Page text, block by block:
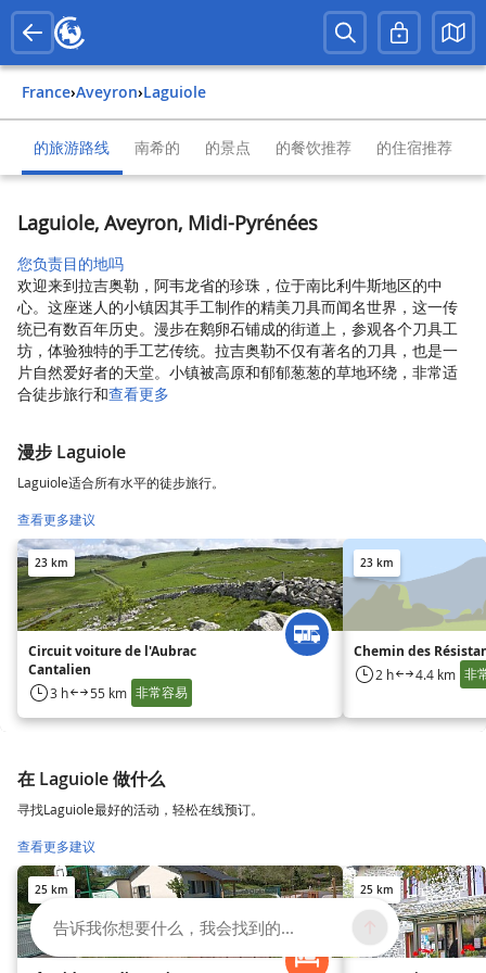
France› Aveyron› Laguiole
的旅游路线 南希的 的景点 的餐饮推荐 的住宿推荐
Laguiole, Aveyron, Midi-Pyrénées
您负责目的地吗
欢迎来到拉吉奥勒，阿韦龙省的珍珠，位于南比利牛斯地区的中
心。这座迷人的小镇因其手工制作的精美刀具而闻名世界，这一传
统已有数百年历史。漫步在鹅卵石铺成的街道上，参观各个刀具工
坊，体验独特的手工艺传统。拉吉奥勒不仅有著名的刀具，也是一
片自然爱好者的天堂。小镇被高原和郁郁葱葱的草地环绕，非常适
合徒步旅行和查看更多
漫步 Laguiole
Laguiole适合所有水平的徒步旅行。
查看更多建议
23 km
Circuit voiture de l'Aubrac
Cantalien
3 h 55 km 非常容易
23 km
Chemin des
2 h 4.4 km 非
在 Laguiole 做什么
寻找Laguiole最好的活动，轻松在线预订。
查看更多建议
25 km 25 km
告诉我你想要什么，我会找到的...